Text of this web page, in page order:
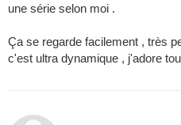
une série selon moi .
Ça se regarde facilement , très
c'est ultra dynamique , j'adore